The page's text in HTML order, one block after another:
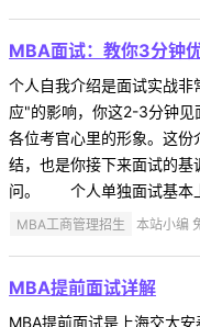
MBA面试：教你3分钟
个人自我介绍是面试实战
应"的影响，你这2-3分钟见
各位考官心里的形象。这
结，也是你接下来面试的
问。 个人单独面试基本
MBA工商管理招生 本站小编
MBA提前面试详解
MBA提前面试是上海交大